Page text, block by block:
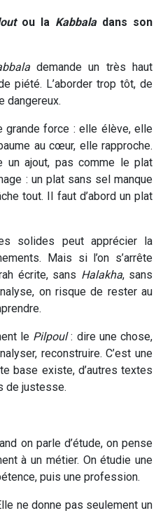
ou la Kabbaladans son
demande un très haut
piété. L’aborder trop tôt, de
dangereux.
grande force : elle élève, elle
au cœur, elle rapproche.
un ajout, pas comme le plat
: un plat sans sel manque
tout. Il faut d’abord un plat
solides peut apprécier la
Mais si l’on s’arrête
écrite, sans Halakha, sans
on risque de rester au
le Pilpoul: dire une chose,
reconstruire. C’est une
base existe, d’autres textes
de justesse.
on parle d’étude, on pense
à un métier. On étudie une
puis une profession.
ne donne pas seulement un